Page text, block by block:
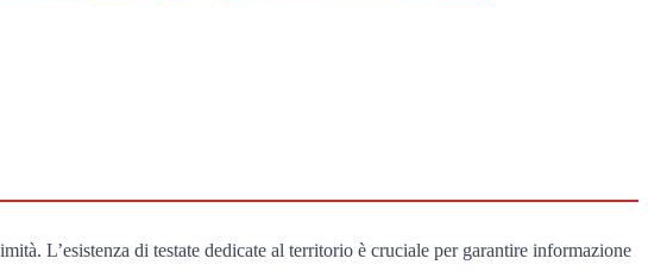
L’esistenza di testate dedicate al territorio è cruciale per garantire informazione